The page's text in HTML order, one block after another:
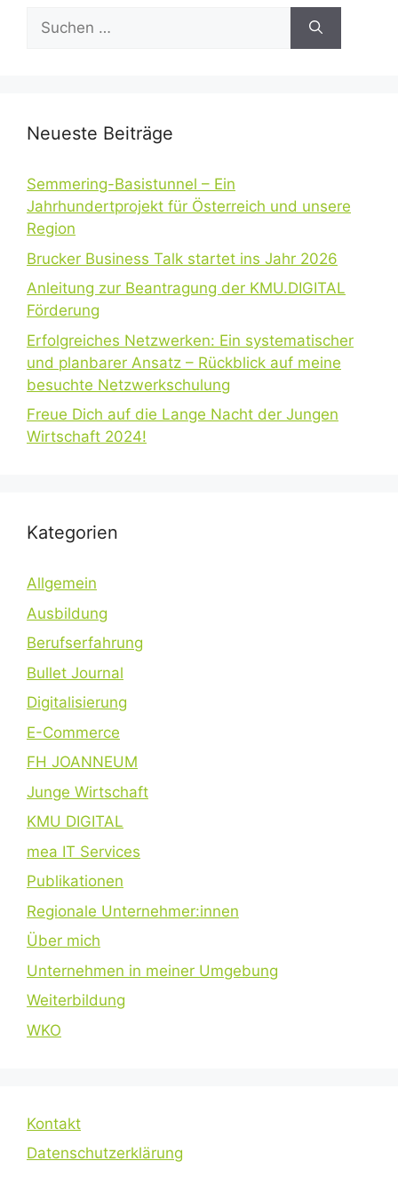
Suchen
nach:
Neueste Beiträge
Semmering-Basistunnel – Ein
Jahrhundertprojekt für Österreich und unsere
Region
Brucker Business Talk startet ins Jahr 2026
Anleitung zur Beantragung der KMU.DIGITAL
Förderung
Erfolgreiches Netzwerken: Ein systematischer
und planbarer Ansatz – Rückblick auf meine
besuchte Netzwerkschulung
Freue Dich auf die Lange Nacht der Jungen
Wirtschaft 2024!
Kategorien
Allgemein
Ausbildung
Berufserfahrung
Bullet Journal
Digitalisierung
E-Commerce
FH JOANNEUM
Junge Wirtschaft
KMU DIGITAL
mea IT Services
Publikationen
Regionale Unternehmer:innen
Über mich
Unternehmen in meiner Umgebung
Weiterbildung
WKO
Kontakt
Datenschutzerklärung